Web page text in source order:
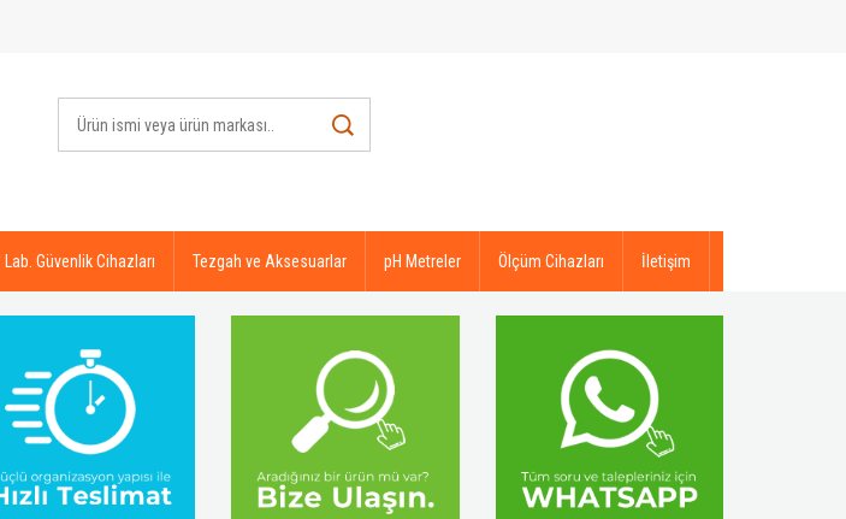
Lab. Güvenlik Cihazları Tezgah ve Aksesuarlar pH Metreler Ölçüm Cihazları İletişim